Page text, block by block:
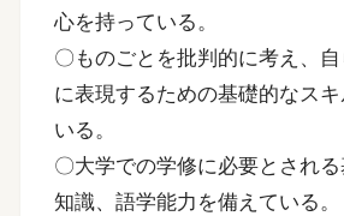
心を持っている。
〇ものごとを批判的に考え、
に表現するための基礎的なス
いる。
〇大学での学修に必要とされる
知識、語学能力を備えている。